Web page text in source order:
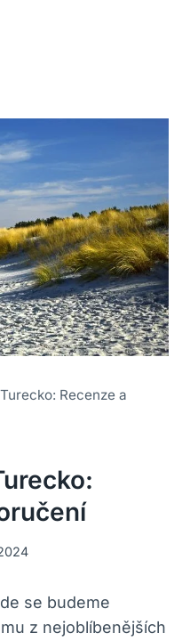
Recenze a
se budeme
z nejoblíbenějších